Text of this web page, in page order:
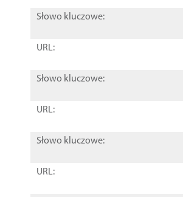
Słowo kluczowe:
URL:
Słowo kluczowe:
URL:
Słowo kluczowe:
URL: